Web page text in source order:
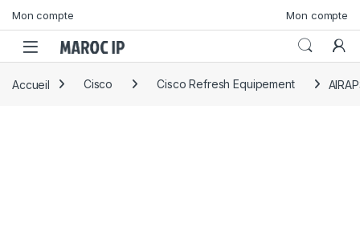
Mon compte Mon compte
Accueil Cisco Cisco Refresh Equipement